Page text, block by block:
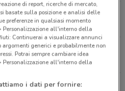
Roma
Roma
di report, ricerche di mercato,
basate sulla posizione e analisi delle
preferenze in qualsiasi momento
Personalizzazione all'interno della
Continuerai a visualizzare annunci
generici e probabilmente non
Potrai sempre cambiare idea
Personalizzazione all'interno della
i dati per fornire: